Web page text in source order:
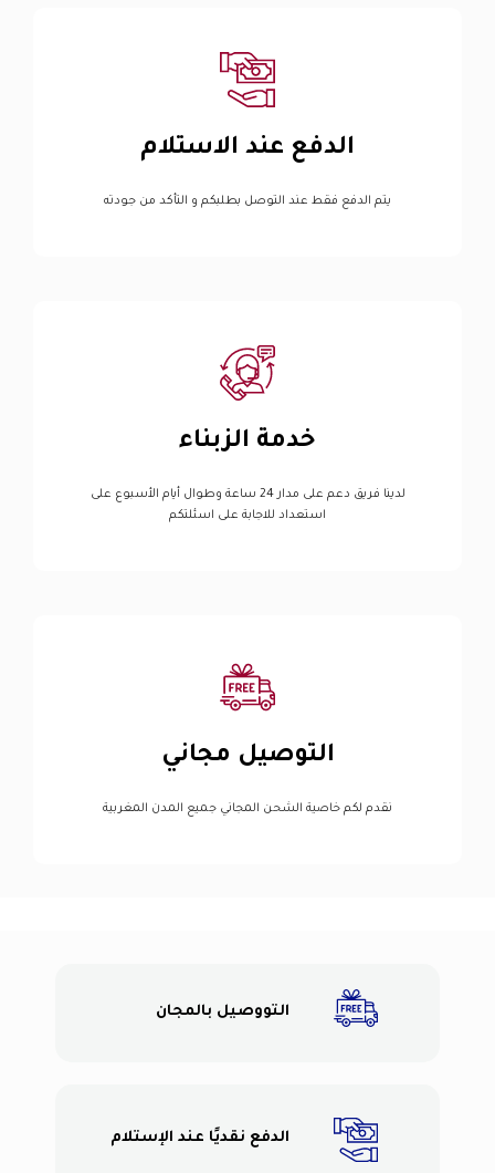
الدفع عند الاستلام
يتم الدفع فقط عند التوصل بطلبكم و التأكد من جودته
خدمة الزبناء
لدينا فريق دعم على مدار 24 ساعة وطوال أيام الأسبوع على
استعداد للاجابة على اسئلتكم
التوصيل مجاني
نقدم لكم خاصية الشحن المجاني جميع المدن المغربية
التووصيل بالمجان
الدفع نقديًا عند الإستلام